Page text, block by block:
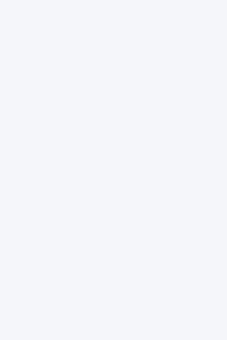
システムの不具合等による
は、チャットでお問い合わ
当エンジニアより随時ご回答
8月17日（水）については問
とが予想されますが、出荷
から順に回答します。それ
は、回答までにお時間がか